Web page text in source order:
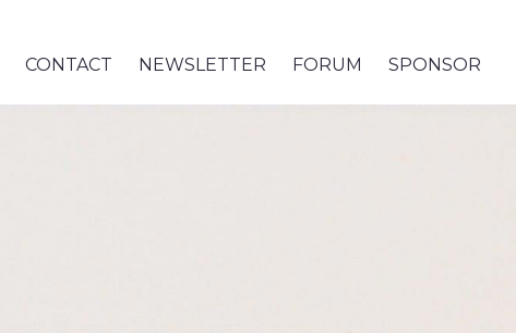
CONTACT NEWSLETTER FORUM SPONSOR